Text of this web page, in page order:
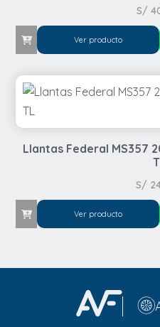
S/
Ver producto
Llantas Federal MS357
S/
Ver producto